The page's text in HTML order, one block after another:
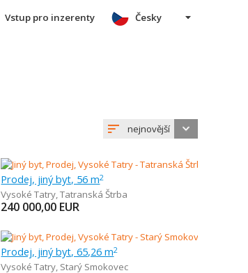
Vstup pro inzerenty Česky
nejnovější
Prodej, jiný byt, 56 m2
Vysoké Tatry,Tatranská Štrba
240 000,00 EUR
Prodej, jiný byt, 65,26 m2
Vysoké Tatry, Starý Smokovec